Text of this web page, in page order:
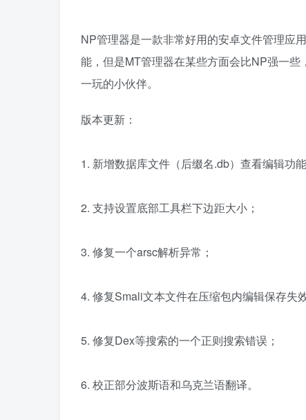
NP管理器是一款非常好用的安卓文件管理应
能，但是MT管理器在某些方面会比NP强一
一玩的小伙伴。
版本更新：
1. 新增数据库文件（后缀名.db）查看编辑功能
2. 支持设置底部工具栏下边距大小；
3. 修复一个arsc解析异常；
4. 修复Smali文本文件在压缩包内编辑保存失
5. 修复Dex等搜索的一个正则搜索错误；
6. 校正部分波斯语和乌克兰语翻译。